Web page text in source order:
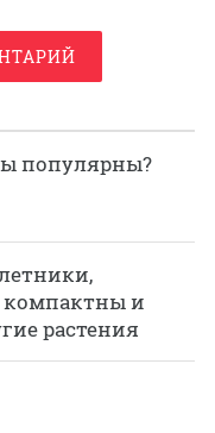
популярны?
компактны и
растения